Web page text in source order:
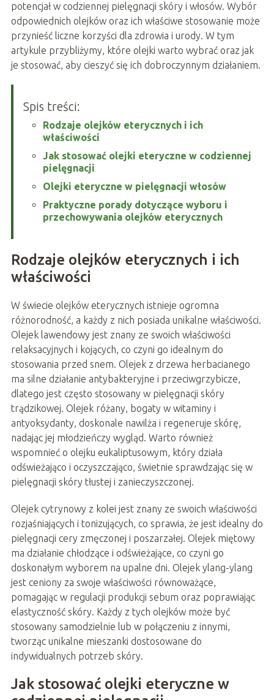
potencjał w codziennej pielęgnacji skóry i włosów. Wybór
odpowiednich olejków oraz ich właściwe stosowanie może
przynieść liczne korzyści dla zdrowia i urody. W tym
artykule przybliżymy, które olejki warto wybrać oraz jak
je stosować, aby cieszyć się ich dobroczynnym działaniem.
Spis treści:
Rodzaje olejków eterycznych i ich
właściwości
Jak stosować olejki eteryczne w codziennej
pielęgnacji
Olejki eteryczne w pielęgnacji włosów
Praktyczne porady dotyczące wyboru i
przechowywania olejków eterycznych
Rodzaje olejków eterycznych i ich
właściwości
W świecie olejków eterycznych istnieje ogromna
różnorodność, a każdy z nich posiada unikalne właściwości.
Olejek lawendowy jest znany ze swoich właściwości
relaksacyjnych i kojących, co czyni go idealnym do
stosowania przed snem. Olejek z drzewa herbacianego
ma silne działanie antybakteryjne i przeciwgrzybicze,
dlatego jest często stosowany w pielęgnacji skóry
trądzikowej. Olejek różany, bogaty w witaminy i
antyoksydanty, doskonale nawilża i regeneruje skórę,
nadając jej młodzieńczy wygląd. Warto również
wspomnieć o olejku eukaliptusowym, który działa
odświeżająco i oczyszczająco, świetnie sprawdzając się w
pielęgnacji skóry tłustej i zanieczyszczonej.
Olejek cytrynowy z kolei jest znany ze swoich właściwości
rozjaśniających i tonizujących, co sprawia, że jest idealny do
pielęgnacji cery zmęczonej i poszarzałej. Olejek miętowy
ma działanie chłodzące i odświeżające, co czyni go
doskonałym wyborem na upalne dni. Olejek ylang-ylang
jest ceniony za swoje właściwości równoważące,
pomagając w regulacji produkcji sebum oraz poprawiając
elastyczność skóry. Każdy z tych olejków może być
stosowany samodzielnie lub w połączeniu z innymi,
tworząc unikalne mieszanki dostosowane do
indywidualnych potrzeb skóry.
Jak stosować olejki eteryczne w